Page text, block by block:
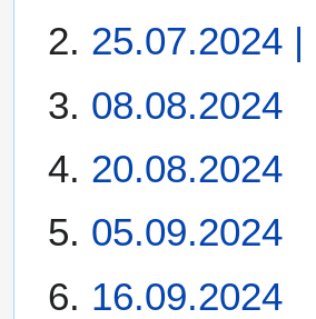
25.07.2024
08.08.2024
20.08.2024
05.09.2024
16.09.2024